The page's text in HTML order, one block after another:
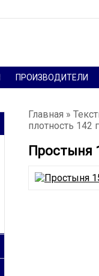
ПРОИЗВОДИТЕЛИ
Главная »
плотность 142
Простыня